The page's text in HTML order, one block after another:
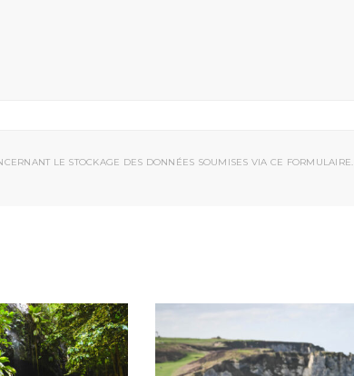
LE STOCKAGE DES DONNÉES SOUMISES VIA CE FORMULAIRE.